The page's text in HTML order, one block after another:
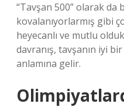
“Tavşan 500” olarak da
kovalanıyorlarmış gibi
heyecanlı ve mutlu
davranış, tavşanın iyi
anlamına gelir.